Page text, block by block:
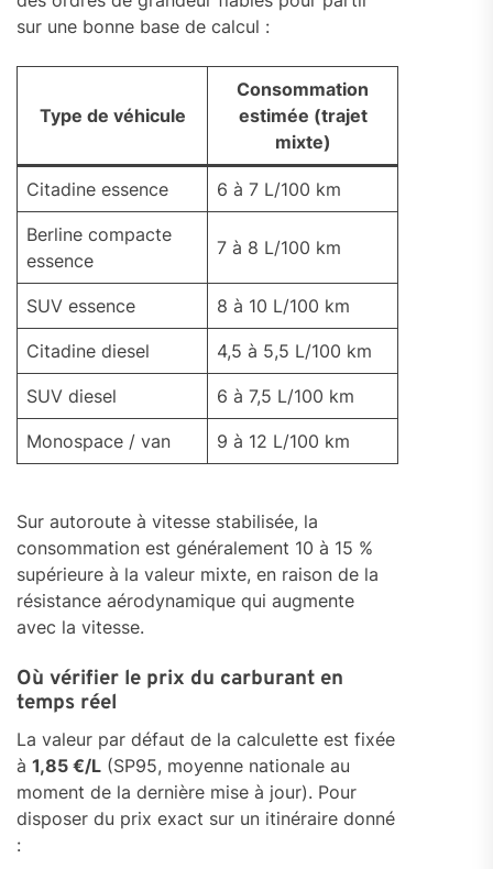
sur une bonne base de calcul :
Type de véhicule
Consommation
estimée (trajet
mixte)
Citadine essence 6 à 7 L/100 km
Berline compacte
essence
7 à 8 L/100 km
SUV essence 8 à 10 L/100 km
Citadine diesel 4,5 à 5,5 L/100 km
SUV diesel 6 à 7,5 L/100 km
Monospace / van 9 à 12 L/100 km
Sur autoroute à vitesse stabilisée, la
consommation est généralement 10 à 15 %
supérieure à la valeur mixte, en raison de la
résistance aérodynamique qui augmente
avec la vitesse.
Où vérifier le prix du carburant en
temps réel
La valeur par défaut de la calculette est fixée
à 1,85 €/L (SP95, moyenne nationale au
moment de la dernière mise à jour). Pour
disposer du prix exact sur un itinéraire donné
: